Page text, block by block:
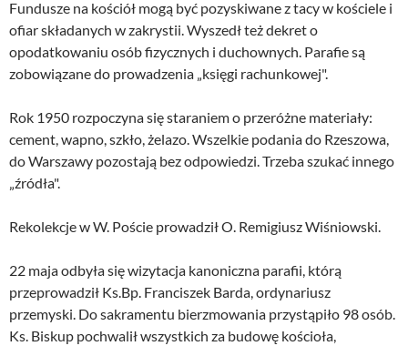
Fundusze na kościół mogą być pozyskiwane z tacy w kościele i
ofiar składanych w zakrystii. Wyszedł też dekret o
opodatkowaniu osób fizycznych i duchownych. Parafie są
zobowiązane do prowadzenia „księgi rachunkowej".
Rok 1950 rozpoczyna się staraniem o przeróżne materiały:
cement, wapno, szkło, żelazo. Wszelkie podania do Rzeszowa,
do Warszawy pozostają bez odpowiedzi. Trzeba szukać innego
„źródła".
Rekolekcje w W. Poście prowadził O. Remigiusz Wiśniowski.
22 maja odbyła się wizytacja kanoniczna parafii, którą
przeprowadził Ks.Bp. Franciszek Barda, ordynariusz
przemyski. Do sakramentu bierzmowania przystąpiło 98 osób.
Ks. Biskup pochwalił wszystkich za budowę kościoła,